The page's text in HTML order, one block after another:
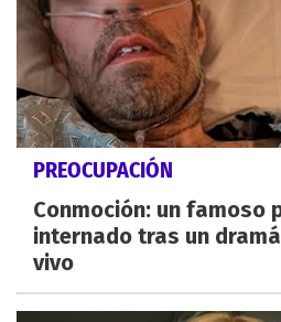
PREOCUPACIÓN
Conmoción: un famoso
internado tras un
vivo